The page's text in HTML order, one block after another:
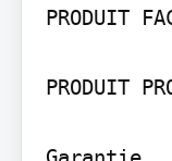
PRODUIT
PRODUIT